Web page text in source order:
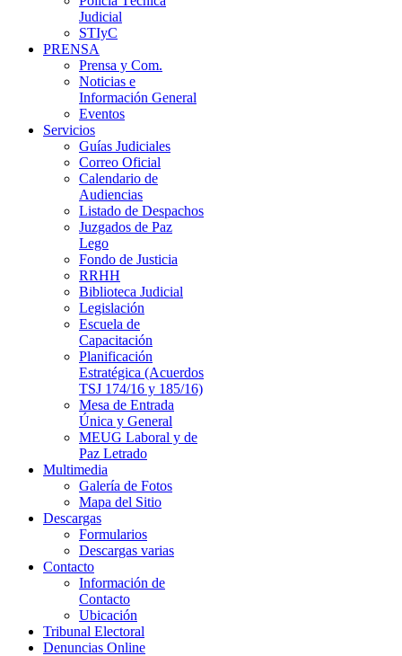
Judicial
STIyC
PRENSA
Prensa y Com.
Noticias e
Información General
Eventos
Servicios
Guías Judiciales
Correo Oficial
Calendario de
Audiencias
Listado de Despachos
Juzgados de Paz
Lego
Fondo de Justicia
RRHH
Biblioteca Judicial
Legislación
Escuela de
Capacitación
Planificación
Estratégica (Acuerdos
TSJ 174/16 y 185/16)
Mesa de Entrada
Única y General
MEUG Laboral y de
Paz Letrado
Multimedia
Galería de Fotos
Mapa del Sitio
Descargas
Formularios
Descargas varias
Contacto
Información de
Contacto
Ubicación
Tribunal Electoral
Denuncias Online